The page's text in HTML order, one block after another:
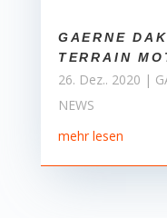
GAERNE
TERRAIN
26. Dez.. 2020 |
NEWS
mehr lesen